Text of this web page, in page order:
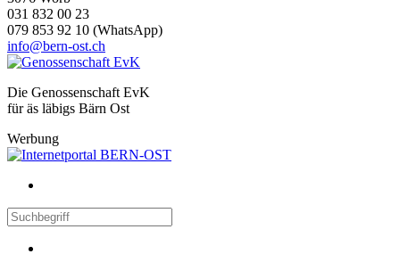
031 832 00 23
079 853 92 10 (WhatsApp)
info@bern-ost.ch
Die Genossenschaft EvK
für äs läbigs Bärn Ost
Werbung